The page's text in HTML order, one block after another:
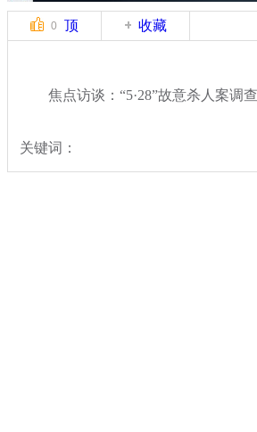
0 顶 收藏
焦点访谈：“5·28”故意杀人案调查
关键词：